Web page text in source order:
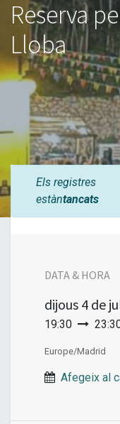
Reserva
Lloba
Els registres
estàntancats
DATA & HORA
dijous 4 de
19:30
Europe/Madrid
Afegeix al